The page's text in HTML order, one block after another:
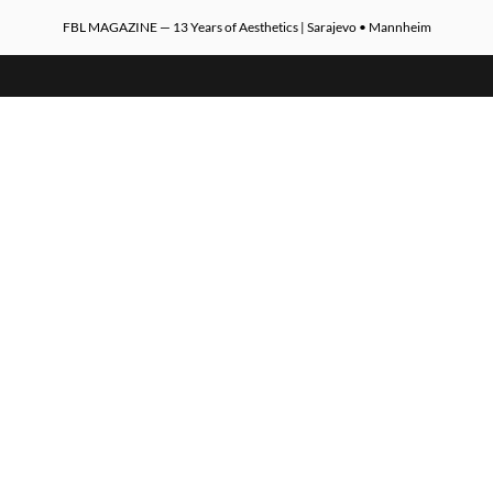
FBL MAGAZINE — 13 Years of Aesthetics | Sarajevo • Mannheim